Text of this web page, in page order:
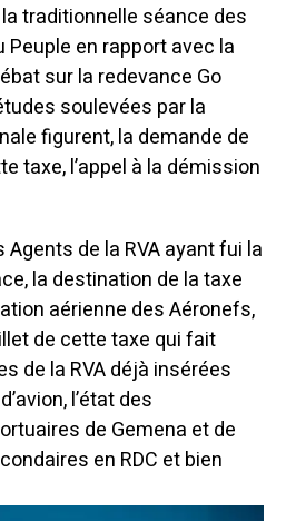
traditionnelle séance des
en rapport avec la
sur la redevance Go
soulevées par la
figurent, la demande de
taxe, l’appel à la démission
de la RVA ayant fui la
la destination de la taxe
aérienne des Aéronefs,
de cette taxe qui fait
de la RVA déjà insérées
l’état des
de Gemena et de
en RDC et bien